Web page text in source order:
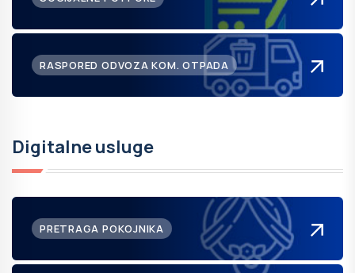
RASPORED ODVOZA KOM. OTPADA
Digitalne usluge
PRETRAGA POKOJNIKA